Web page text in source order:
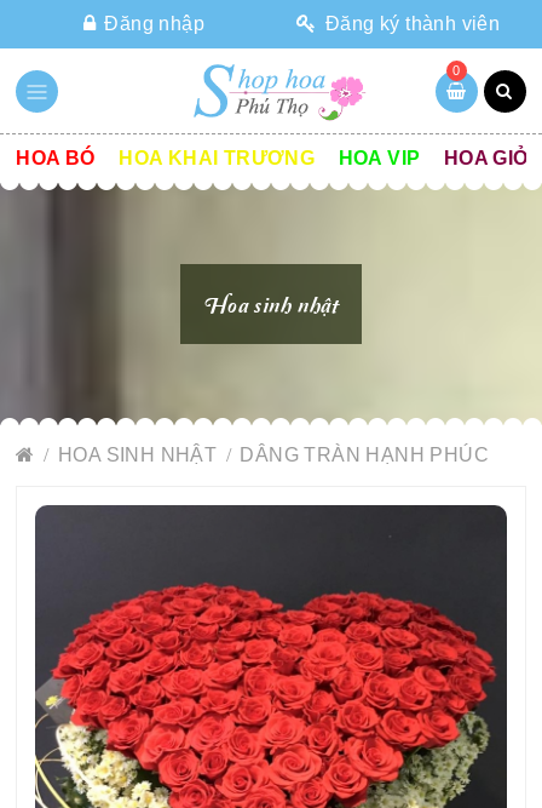
Đăng nhập Đăng ký thành viên
0
HOA BÓ HOA KHAI TRƯƠNG HOA VIP HOA GIỎ
Hoa sinh nhật
HOA SINH NHẬT DÂNG TRÀN HẠNH PHÚC